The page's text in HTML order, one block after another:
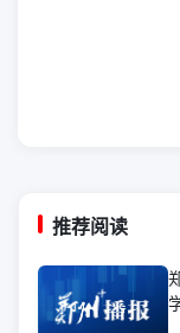
推荐阅读